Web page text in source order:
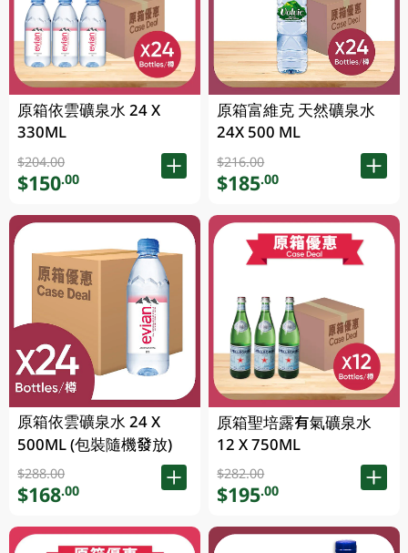
原箱依雲礦泉水 24 X
330ML
$204.00
$150.00
原箱依雲礦泉水 24 X
500ML (包裝隨機發放)
$288.00
$168.00
原箱富維克 天然礦泉水
24X 500 ML
$216.00
$185.00
原箱聖培露有氣礦泉水
12 X 750ML
$282.00
$195.00